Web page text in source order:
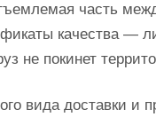
часть
качества —
не покинет
вида доставки и